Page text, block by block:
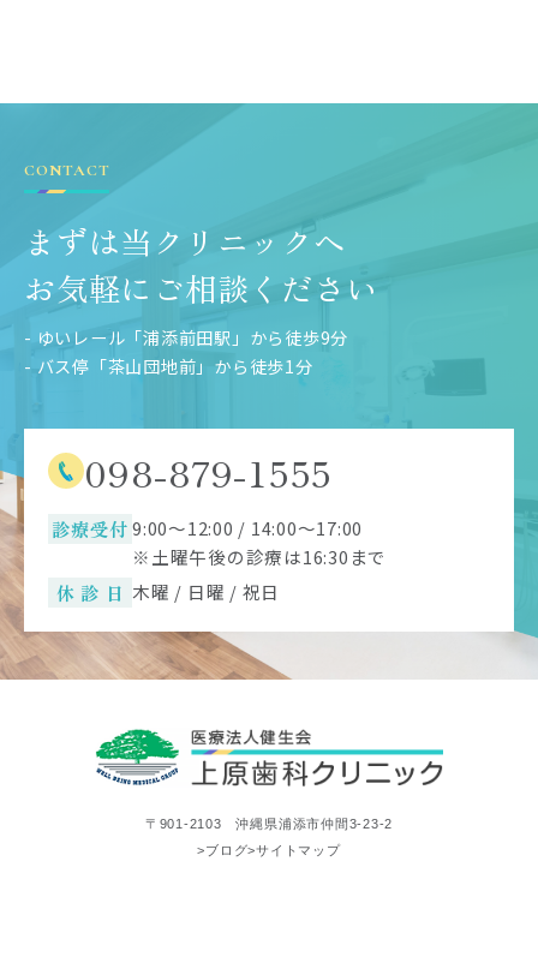
CONTACT
まずは当クリニックへ
お気軽にご相談ください
- ゆいレール「浦添前田駅」から徒歩9分
- バス停「茶山団地前」から徒歩1分
098-879-1555
診療受付9:00～12:00 / 14:00～17:00
※土曜午後の診療は16:30まで
休 診 日 木曜 / 日曜 / 祝日
〒901-2103 沖縄県浦添市仲間3-23-2
>ブログ>サイトマップ